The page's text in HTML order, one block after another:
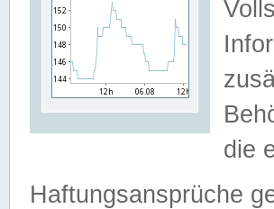
die
Haftungsansprüche